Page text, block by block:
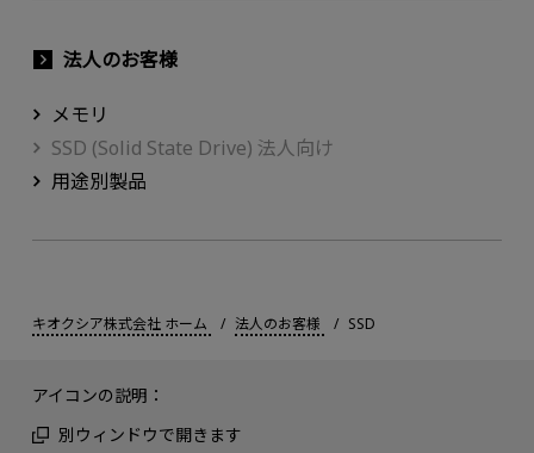
法人のお客様
メモリ
SSD (Solid State Drive) 法人向け
用途別製品
キオクシア株式会社 ホーム 法人のお客様 SSD
アイコンの説明：
別ウィンドウで開きます